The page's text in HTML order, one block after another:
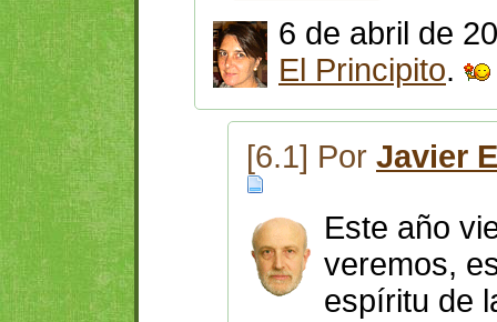
6 de abril de
El Principito.
[6.1] Por Javier
Este año
veremos,
espíritu de